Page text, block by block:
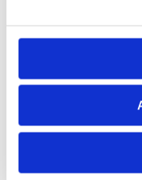
відновлену або нову
виконують
актуатори та
РЕАЛЬНІ
ПОПУЛЯРНИХ